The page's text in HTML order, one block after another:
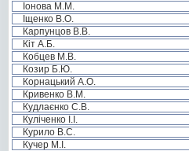
Іонова М.М.
Іщенко В.О.
Карпунцов В.В.
Кіт А.Б.
Кобцев М.В.
Козир Б.Ю.
Корнацький А.О.
Кривенко В.М.
Кудлаєнко С.В.
Куліченко І.І.
Курило В.С.
Кучер М.І.